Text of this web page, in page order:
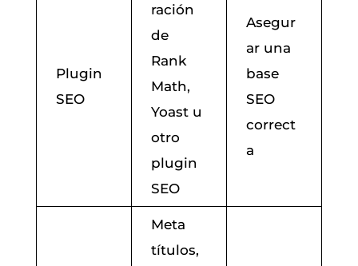
Plugin
SEO
ración
de
Rank
Math,
Yoast u
otro
plugin
SEO
Asegur
ar una
base
SEO
correct
a
Meta
títulos,